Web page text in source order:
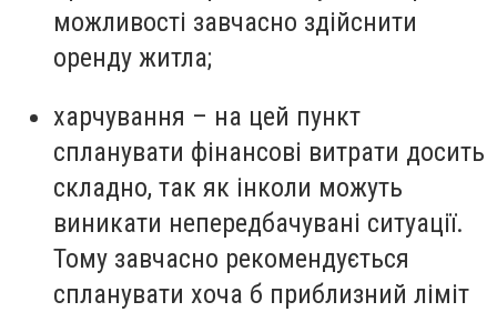
можливості завчасно здійснити
оренду житла;
харчування – на цей пункт
спланувати фінансові витрати досить
складно, так як інколи можуть
виникати непередбачувані ситуації.
Тому завчасно рекомендується
спланувати хоча б приблизний ліміт